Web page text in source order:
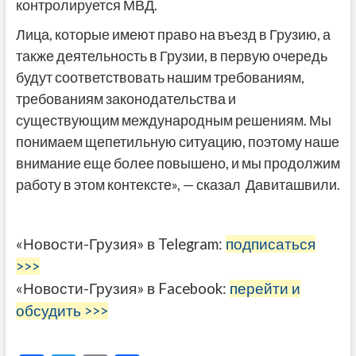
контролируется МВД.
Лица, которые имеют право на въезд в Грузию, а
также деятельность в Грузии, в первую очередь
будут соответствовать нашим требованиям,
требованиям законодательства и
существующим международным решениям. Мы
понимаем щепетильную ситуацию, поэтому наше
внимание еще более повышено, и мы продолжим
работу в этом контексте», — сказал Давиташвили.
«Новости-Грузия» в Telegram: подписаться
>>>
«Новости-Грузия» в Facebook: перейти и
обсудить >>>